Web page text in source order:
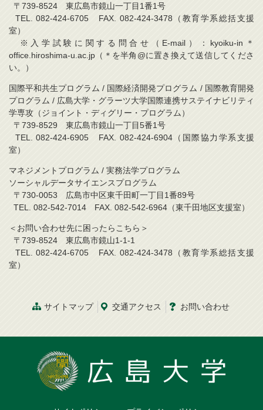
〒739-8524 東広島市鏡山一丁目1番1号
TEL. 082-424-6705 FAX. 082-424-3478（教育学系総括支援
室）
※入学試験に関する問合せ（E-mail）：kyoiku-in＊
office.hiroshima-u.ac.jp（＊を半角@に置き換えて送信してくださ
い。）
国際平和共生プログラム / 国際経済開発プログラム / 国際教育開発
プログラム / 広島大学・グラーツ大学国際連携サステイナビリティ
学専攻（ジョイント・ディグリー・プログラム）
〒739-8529 東広島市鏡山一丁目5番1号
TEL. 082-424-6905 FAX. 082-424-6904（国際協力学系支援
室）
マネジメントプログラム / 実務法学プログラム
ソーシャルデータサイエンスプログラム
〒730-0053 広島市中区東千田町一丁目1番89号
TEL. 082-542-7014 FAX. 082-542-6964（東千田地区支援室）
＜お問い合わせ先に困ったらこちら＞
〒739-8524 東広島市鏡山1-1-1
TEL. 082-424-6705 FAX. 082-424-3478（教育学系総括支援
室）
サイトマップ 交通アクセス お問い合わせ